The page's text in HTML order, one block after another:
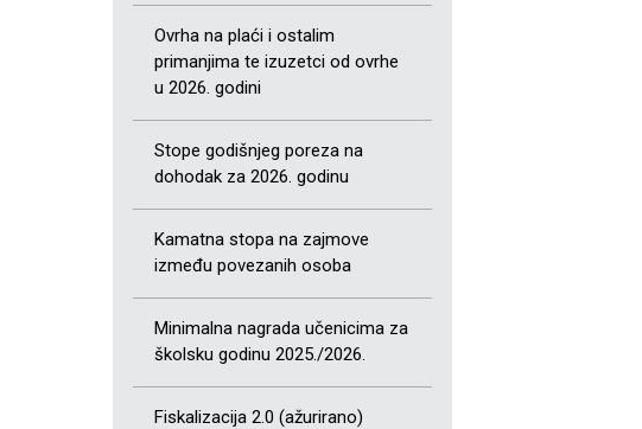
Ovrha na plaći i ostalim
primanjima te izuzetci od ovrhe
u 2026. godini
Stope godišnjeg poreza na
dohodak za 2026. godinu
Kamatna stopa na zajmove
između povezanih osoba
Minimalna nagrada učenicima za
školsku godinu 2025./2026.
Fiskalizacija 2.0 (ažurirano)